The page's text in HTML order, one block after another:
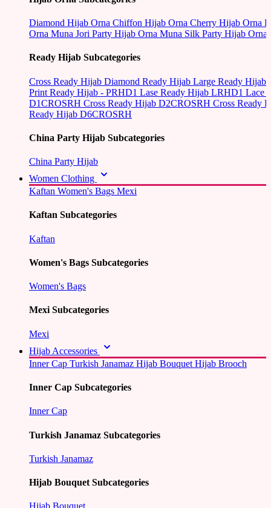
Diamond Hijab Orna Chiffon Hijab Orna Cherry Hijab Orna
Orna Muna Jori Party Hijab Orna Muna Silk Party Hijab Orna
Ready Hijab Subcategories
Cross Ready Hijab Diamond Ready Hijab Large Ready Hijab
Print Ready Hijab - PRHD1 Lase Ready Hijab LRHD1 Lace
D1CROSRH Cross Ready Hijab D2CROSRH Cross Ready
Ready Hijab D6CROSRH
China Party Hijab Subcategories
China Party Hijab
Women Clothing
Kaftan Women's Bags Mexi
Kaftan Subcategories
Kaftan
Women's Bags Subcategories
Women's Bags
Mexi Subcategories
Mexi
Hijab Accessories
Inner Cap Turkish Janamaz Hijab Bouquet Hijab Brooch
Inner Cap Subcategories
Inner Cap
Turkish Janamaz Subcategories
Turkish Janamaz
Hijab Bouquet Subcategories